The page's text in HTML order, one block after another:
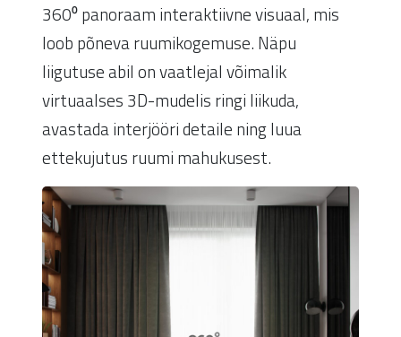
360⁰ panoraam interaktiivne visuaal, mis
loob põneva ruumikogemuse. Näpu
liigutuse abil on vaatlejal võimalik
virtuaalses 3D-mudelis ringi liikuda,
avastada interjööri detaile ning luua
ettekujutus ruumi mahukusest.